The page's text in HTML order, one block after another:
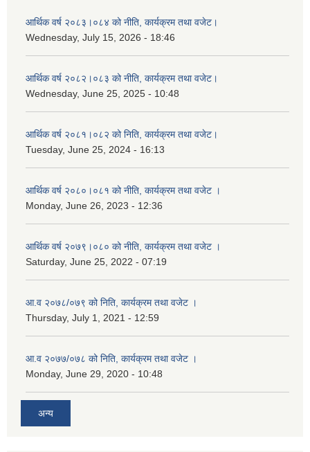
आर्थिक वर्ष २०८३।०८४ को नीति, कार्यक्रम तथा वजेट।
Wednesday, July 15, 2026 - 18:46
आर्थिक वर्ष २०८२।०८३ को नीति, कार्यक्रम तथा वजेट।
Wednesday, June 25, 2025 - 10:48
आर्थिक वर्ष २०८१।०८२ को निति, कार्यक्रम तथा वजेट।
Tuesday, June 25, 2024 - 16:13
आर्थिक वर्ष २०८०।०८१ को नीति, कार्यक्रम तथा वजेट ।
Monday, June 26, 2023 - 12:36
आर्थिक वर्ष २०७९।०८० को नीति, कार्यक्रम तथा वजेट ।
Saturday, June 25, 2022 - 07:19
आ.व २०७८/०७९ को निति, कार्यक्रम तथा वजेट ।
Thursday, July 1, 2021 - 12:59
आ.व २०७७/०७८ को निति, कार्यक्रम तथा वजेट ।
Monday, June 29, 2020 - 10:48
अन्य